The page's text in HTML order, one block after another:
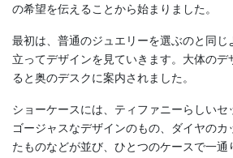
の希望を伝えることから始まりました。
最初は、普通のジュエリーを選ぶのと同じ
立ってデザインを見ていきます。大体のデ
ると奥のデスクに案内されました。
ショーケースには、ティファニーらしい
ゴージャスなデザインのもの、ダイヤのカ
たものなどが並び、ひとつのケースで一